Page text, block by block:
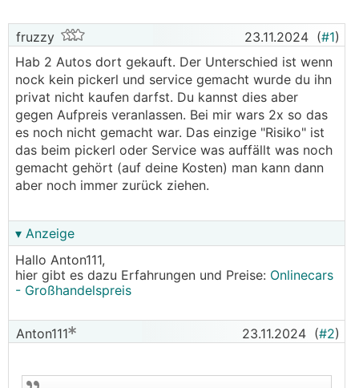
fruzzy 23.11.2024 (#1)
Hab 2 Autos dort gekauft. Der Unterschied ist wenn
nock kein pickerl und service gemacht wurde du ihn
privat nicht kaufen darfst. Du kannst dies aber
gegen Aufpreis veranlassen. Bei mir wars 2x so das
es noch nicht gemacht war. Das einzige "Risiko" ist
das beim pickerl oder Service was auffällt was noch
gemacht gehört (auf deine Kosten) man kann dann
aber noch immer zurück ziehen.
▾ Anzeige
Hallo Anton111,
hier gibt es dazu Erfahrungen und Preise: Onlinecars
- Großhandelspreis
Anton111 23.11.2024 (#2)